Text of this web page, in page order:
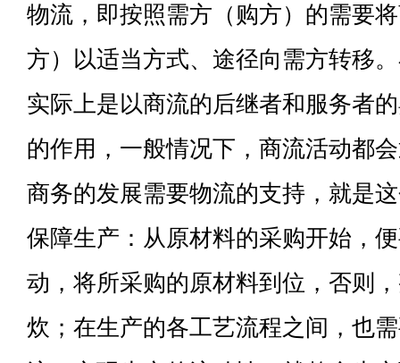
物流，即按照需方（购方）的需要
方）以适当方式、途径向需方转移
实际上是以商流的后继者和服务者
的作用，一般情况下，商流活动都
商务的发展需要物流的支持，就是
保障生产：从原材料的采购开始，
动，将所采购的原材料到位，否则
炊；在生产的各工艺流程之间，也